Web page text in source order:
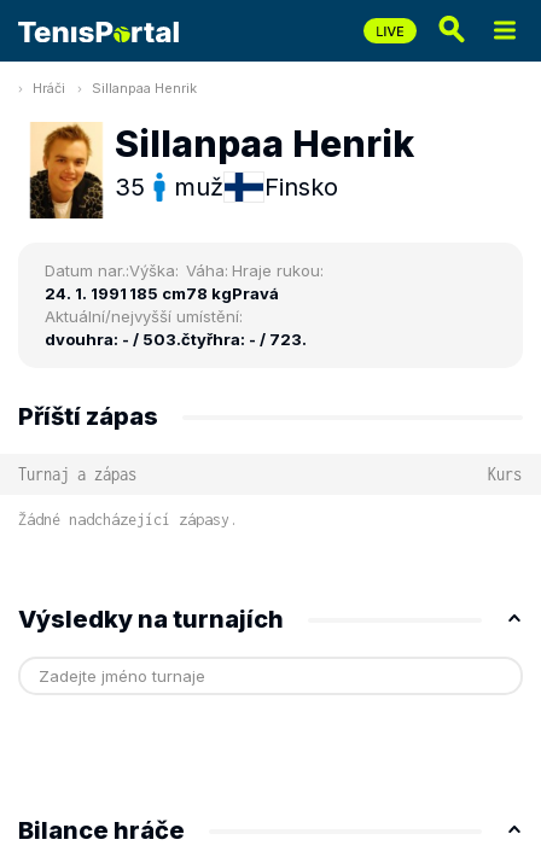
Hráči Sillanpaa Henrik
Sillanpaa Henrik
35 muž Finsko
Datum nar.:
24. 1. 1991
Výška:
185 cm
Váha:
78 kg
Hraje rukou:
Pravá
Aktuální/nejvyšší umístění:
dvouhra: - / 503.čtyřhra: - / 723.
Příští zápas
Turnaj a zápas Kurs
Žádné nadcházející zápasy.
Výsledky na turnajích
Bilance hráče